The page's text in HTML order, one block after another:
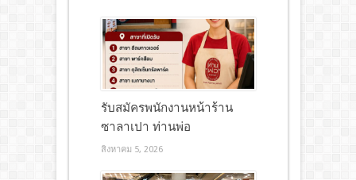
รับสมัครพนักงานหน้าร้าน
ซาลาเปา ท่านพ่อ
สิงหาคม 5, 2026